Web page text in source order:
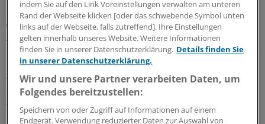
Diabetische Retinopathie
Auch seltene, milde Hypoglykämien gefährden
die Netzhaut
Eine gute Blutzuckerkontrolle senkt bei Menschen mit
Typ-2-Diabetes das Risiko für eine diabetische
Retinopathie. Dabei zählt mehr als der HbA
Wichtig ist auch, Unterzuckerungen zu vermeiden.
indem Sie auf den Link Voreinstellungen verwalten am unteren
Rand der Webseite klicken [oder das schwebende Symbol unten
links auf der Webseite, falls zutreffend]. Ihre Einstellungen
gelten innerhalb unseres Website. Weitere Informationen
finden Sie in unserer Datenschutzerklärung. Details finden Sie
in unserer Datenschutzerklärung.
Wir und unsere Partner verarbeiten Daten, um
Folgendes bereitzustellen:
Speichern von oder Zugriff auf Informationen auf einem
Endgerät. Verwendung reduzierter Daten zur Auswahl von